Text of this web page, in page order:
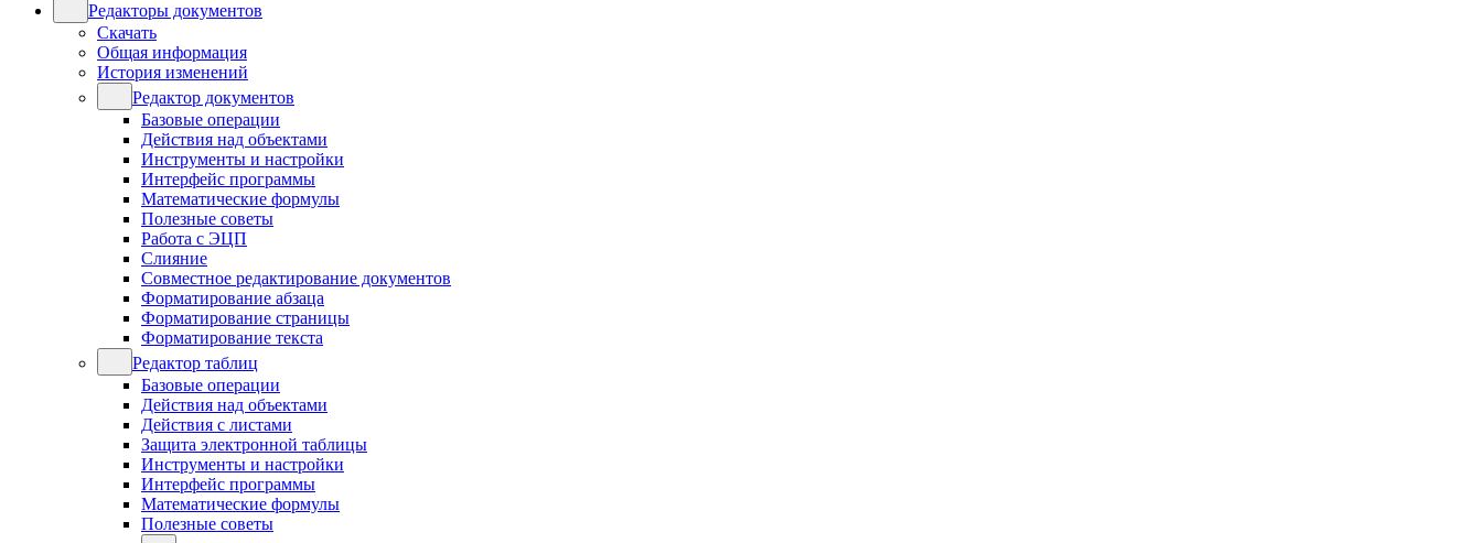
Редакторы документов
Скачать
Общая информация
История изменений
Редактор документов
Базовые операции
Действия над объектами
Инструменты и настройки
Интерфейс программы
Математические формулы
Полезные советы
Работа с ЭЦП
Слияние
Совместное редактирование документов
Форматирование абзаца
Форматирование страницы
Форматирование текста
Редактор таблиц
Базовые операции
Действия над объектами
Действия с листами
Защита электронной таблицы
Инструменты и настройки
Интерфейс программы
Математические формулы
Полезные советы